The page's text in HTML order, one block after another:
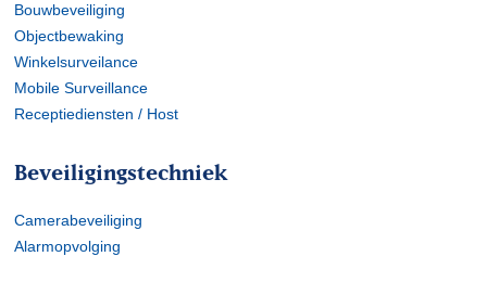
Bouwbeveiliging
Objectbewaking
Winkelsurveilance
Mobile Surveillance
Receptiediensten / Host
Beveiligingstechniek
Camerabeveiliging
Alarmopvolging